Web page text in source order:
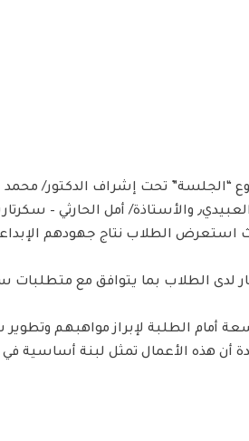
“الجلسة” تحت إشراف الدكتور/ محمد
شهد المشروع افتتاحًا رسميًا بحضور الأستاذ الدكتور/ ماهر السنباني – رئيس الجامعة، والاستاذ الدكتور/ سيلان
استعرض الطلاب نتاج جهودهم
لدى الطلاب بما يتوافق مع
أمام الطلبة لإبراز مواهبهم
أن هذه الأعمال تمثل لبنة أساسية